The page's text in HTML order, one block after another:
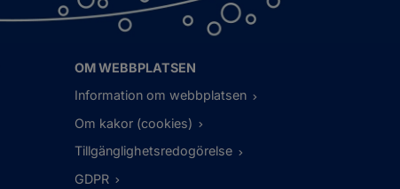
OM WEBBPLATSEN
Information om webbplatsen
Om kakor (cookies)
Tillgänglighetsredogörelse
GDPR